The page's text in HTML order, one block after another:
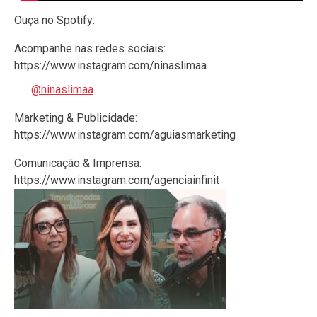
Ouça no Spotify:
Acompanhe nas redes sociais:
https://www.instagram.com/ninaslimaa
@ninaslimaa
Marketing & Publicidade:
https://www.instagram.com/aguiasmarketing
Comunicação & Imprensa:
https://www.instagram.com/agenciainfinit